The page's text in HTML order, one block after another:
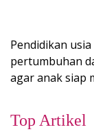
Pendidikan
pertumbuhan
agar anak siap
Top Artikel